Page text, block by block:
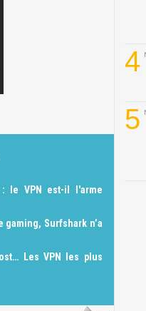
le VPN est-il l'arme
gaming, Surfshark n’a
Les VPN les plus
4
5